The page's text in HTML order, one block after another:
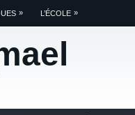
» L’ÉCOLE »